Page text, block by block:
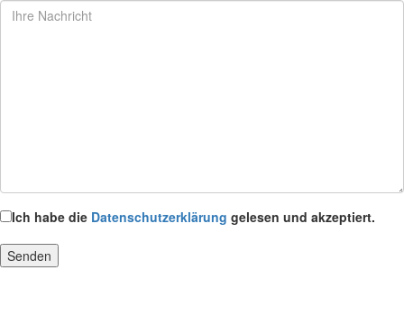
Ich habe die Datenschutzerklärung gelesen und akzeptiert.